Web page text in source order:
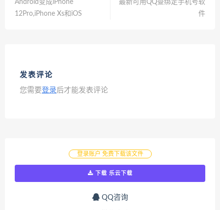
Android变成iPhone
12Pro,iPhone Xs和iOS
最新可用QQ查绑定手机号软
件
发表评论
您需要登录后才能发表评论
登录账户 免费下载该文件
下载 乐云下载
QQ咨询